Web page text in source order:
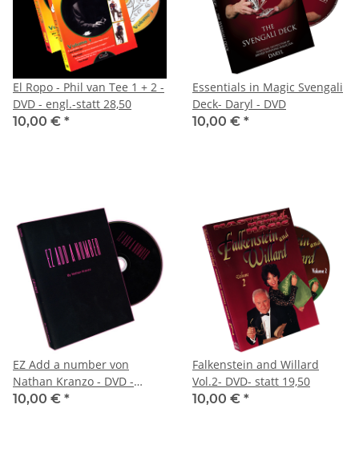
El Ropo - Phil van Tee 1 + 2 -
DVD - engl.-statt 28,50
10,00 € *
Essentials in Magic Svengali
Deck- Daryl - DVD
10,00 € *
EZ Add a number von
Nathan Kranzo - DVD -
engl.-statt 28,50
10,00 € *
Falkenstein and Willard
Vol.2- DVD- statt 19,50
10,00 € *